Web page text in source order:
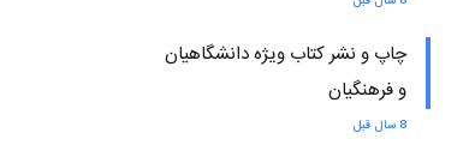
چاپ و نشر کتاب ویژه دانشگاهیان
و فرهنگیان
8 سال قبل